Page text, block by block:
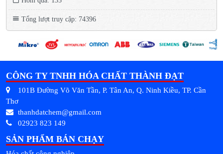
Tổng lượt truy cập: 74396
CÔNG TY TNHH HÓA CHẤT THÀNH ĐẠT
101B Đường Võ Văn Tần, P. Tân An, Q. Ninh Kiều, TP. Cần
Thơ
thanhdatchem@gmail.com
02923 823 149
SẢN PHẨM BÁN CHẠY